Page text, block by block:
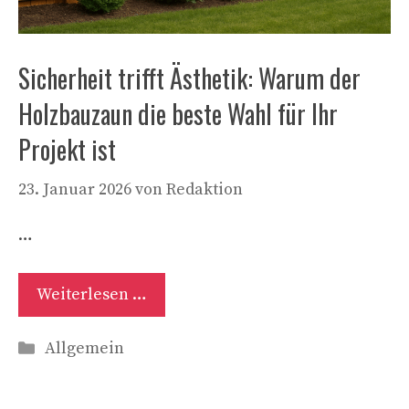
Sicherheit trifft Ästhetik: Warum der
Holzbauzaun die beste Wahl für Ihr
Projekt ist
23. Januar 2026vonRedaktion
…
Weiterlesen …
Kategorien
Allgemein